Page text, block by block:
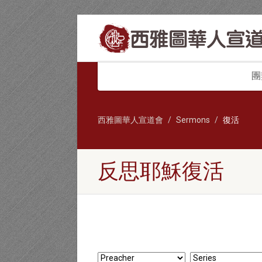
西雅圖華人宣道會 Sermons 復活
反思耶穌復活